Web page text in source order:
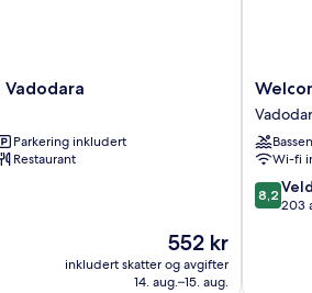
Parkering inkludert
Restaurant
Prisen
er
552 kr
552 kr
inkludert skatter og avgifter
14. aug.–15. aug.
by
ITC
Hotels,
Wi-fi
8.2
av
8,2
203